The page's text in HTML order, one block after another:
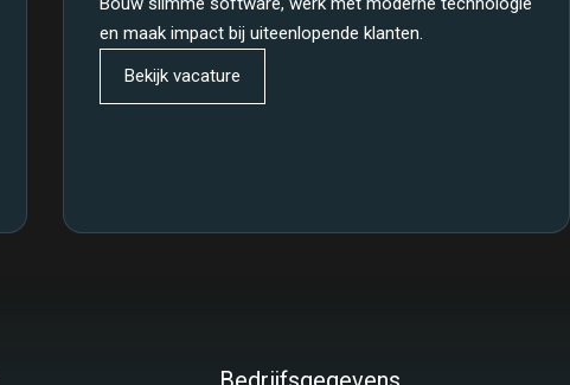
en maak impact bij uiteenlopende klanten.
Bekijk vacature